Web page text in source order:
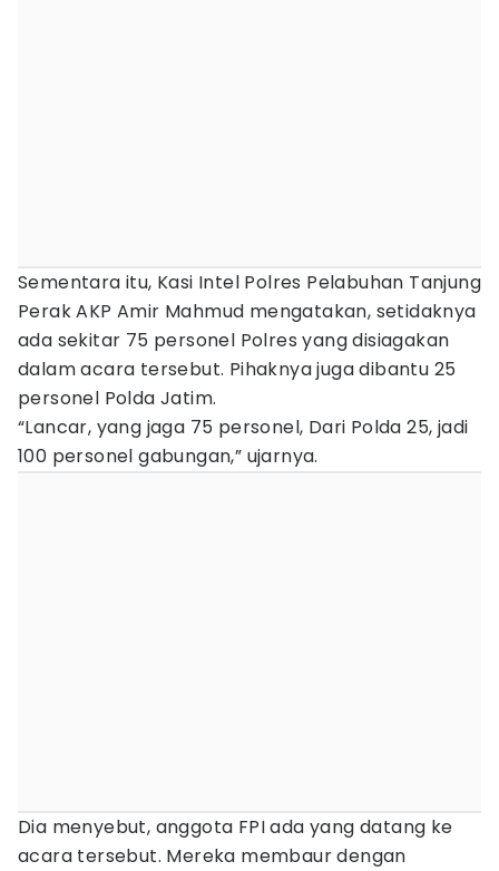
Sementara itu, Kasi Intel Polres Pelabuhan Tanjung
Perak AKP Amir Mahmud mengatakan, setidaknya
ada sekitar 75 personel Polres yang disiagakan
dalam acara tersebut. Pihaknya juga dibantu 25
personel Polda Jatim.
“Lancar, yang jaga 75 personel, Dari Polda 25, jadi
100 personel gabungan,” ujarnya.
Dia menyebut, anggota FPI ada yang datang ke
acara tersebut. Mereka membaur dengan